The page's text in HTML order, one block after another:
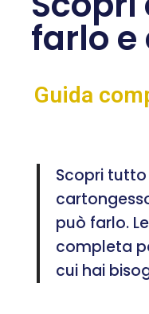
farlo e
Guida
Scopri
può farlo.
completa
cui hai